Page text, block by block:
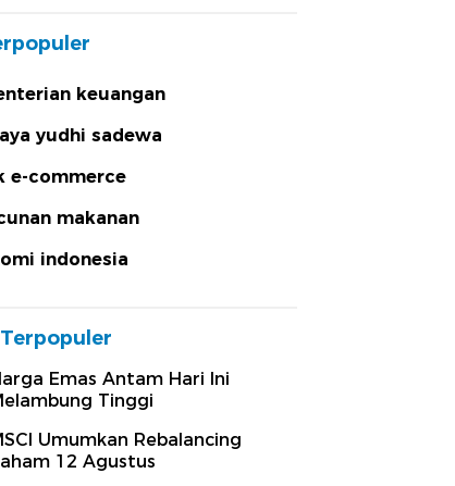
keuangan
yudhi sadewa
e-commerce
makanan
indonesia
Emas Antam Hari Ini
Tinggi
Umumkan Rebalancing
12 Agustus